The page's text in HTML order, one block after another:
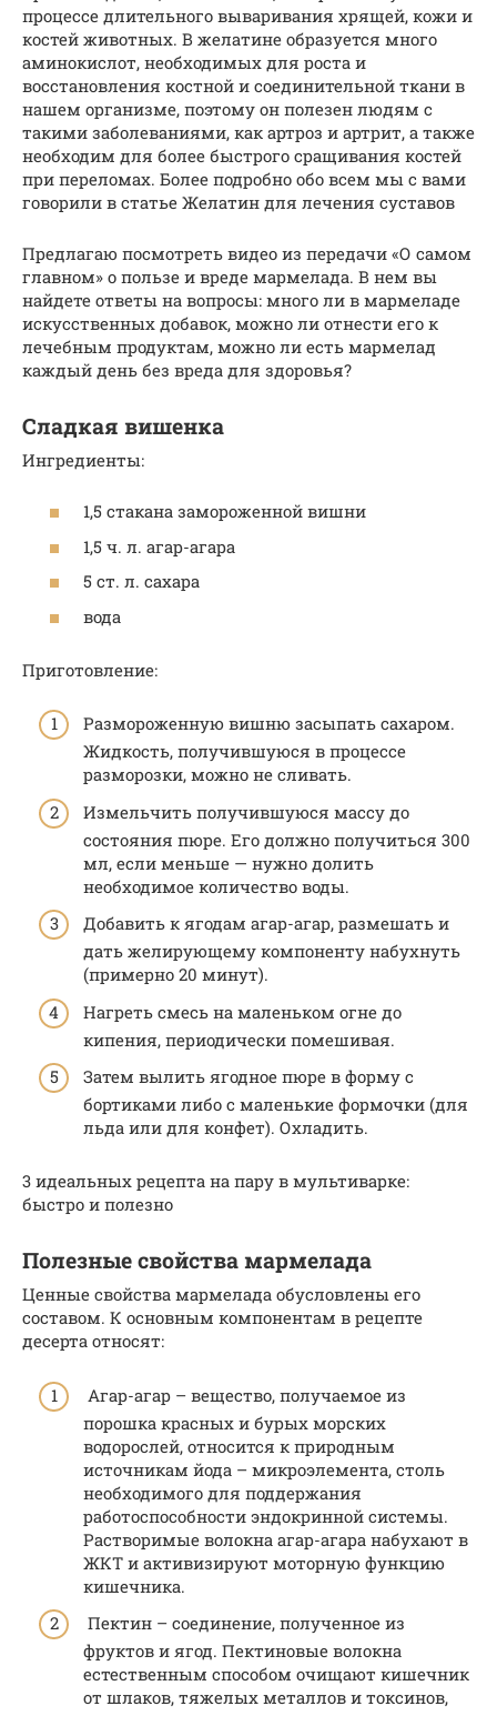
процессе длительного вываривания хрящей, кожи и
костей животных. В желатине образуется много
аминокислот, необходимых для роста и
восстановления костной и соединительной ткани в
нашем организме, поэтому он полезен людям с
такими заболеваниями, как артроз и артрит, а также
необходим для более быстрого сращивания костей
при переломах. Более подробно обо всем мы с вами
говорили в статье Желатин для лечения суставов
Предлагаю посмотреть видео из передачи «О самом
главном» о пользе и вреде мармелада. В нем вы
найдете ответы на вопросы: много ли в мармеладе
искусственных добавок, можно ли отнести его к
лечебным продуктам, можно ли есть мармелад
каждый день без вреда для здоровья?
Сладкая вишенка
Ингредиенты:
1,5 стакана замороженной вишни
1,5 ч. л. агар-агара
5 ст. л. сахара
вода
Приготовление:
Размороженную вишню засыпать сахаром.
Жидкость, получившуюся в процессе
разморозки, можно не сливать.
Измельчить получившуюся массу до
состояния пюре. Его должно получиться 300
мл, если меньше — нужно долить
необходимое количество воды.
Добавить к ягодам агар-агар, размешать и
дать желирующему компоненту набухнуть
(примерно 20 минут).
Нагреть смесь на маленьком огне до
кипения, периодически помешивая.
Затем вылить ягодное пюре в форму с
бортиками либо с маленькие формочки (для
льда или для конфет). Охладить.
3 идеальных рецепта на пару в мультиварке:
быстро и полезно
Полезные свойства мармелада
Ценные свойства мармелада обусловлены его
составом. К основным компонентам в рецепте
десерта относят:
Агар-агар – вещество, получаемое из
порошка красных и бурых морских
водорослей, относится к природным
источникам йода – микроэлемента, столь
необходимого для поддержания
работоспособности эндокринной системы.
Растворимые волокна агар-агара набухают в
ЖКТ и активизируют моторную функцию
кишечника.
Пектин – соединение, полученное из
фруктов и ягод. Пектиновые волокна
естественным способом очищают кишечник
от шлаков, тяжелых металлов и токсинов,